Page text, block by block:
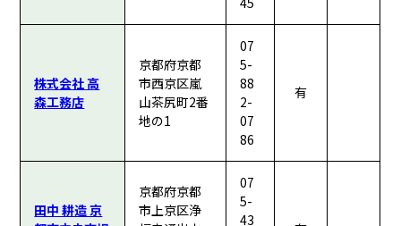
株式会社 高
森工務店
京都府京都
市西京区嵐
山茶尻町2番
地の1
07
5-
88
2-
07
86
有
田中 耕造 京
京都府京都
市上京区浄
07
5-
43